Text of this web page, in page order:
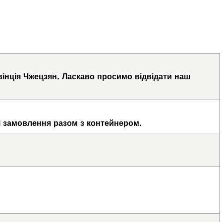
Чжецзян. Ласкаво просимо відвідати наш
замовлення разом з контейнером.